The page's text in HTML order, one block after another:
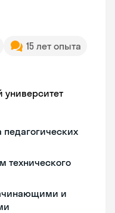
15 лет опыта
университет
педагогических
технического
и